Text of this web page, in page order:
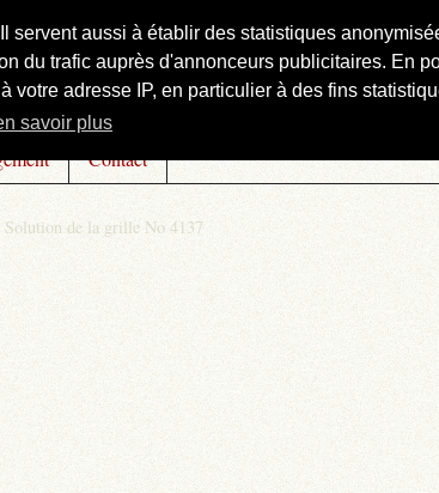
aussi à établir des statistiques
du trafic auprès d'annonceurs publicitaires. En
adresse IP, en particulier à des fins
savoir plus
Contact
Solution de la grille No 4137